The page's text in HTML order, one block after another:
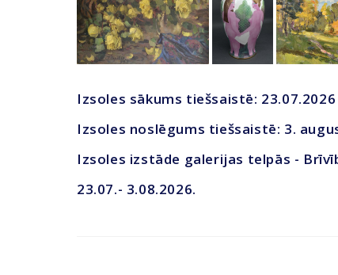
Izsoles sākums tiešsaistē: 23.07.2026
Izsoles noslēgums tiešsaistē: 3.
Izsoles izstāde galerijas telpās -
23.07.- 3.08.2026.